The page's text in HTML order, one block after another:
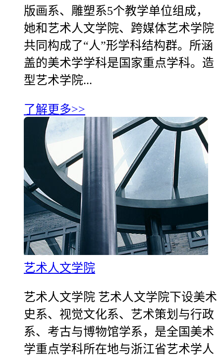
版画系、雕塑系5个教学单位组成，
她和艺术人文学院、跨媒体艺术学院
共同构成了“人”形学科结构群。所涵
盖的美术学学科是国家重点学科。造
型艺术学院...
了解更多>>
艺术人文学院
艺术人文学院 艺术人文学院下设美术
史系、视觉文化系、艺术策划与行政
系、考古与博物馆学系，是全国美术
学重点学科所在地与浙江省艺术学人